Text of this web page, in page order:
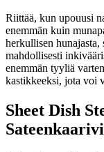
Riittää, kun upouusi
enemmän kuin
herkullisen
mahdollisesti
enemmän tyyliä
kastikkeeksi, jota voi
Sheet Dish